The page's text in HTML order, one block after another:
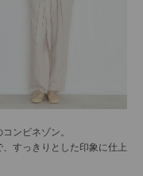
ンビネゾン。
すっきりとした印象に仕上